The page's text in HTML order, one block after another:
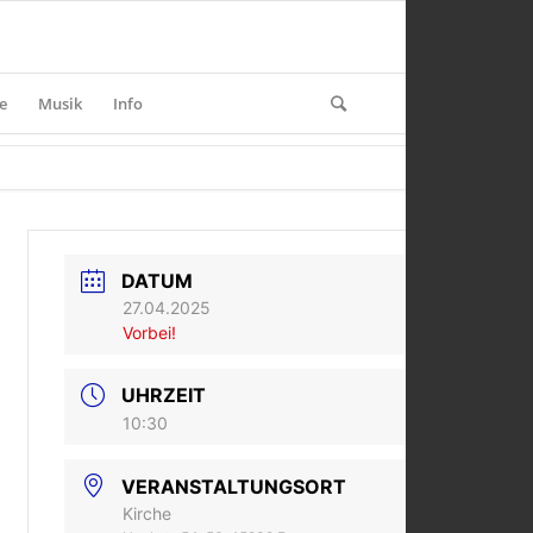
Musik Info
DATUM
27.04.2025
Vorbei!
UHRZEIT
10:30
VERANSTALTUNGSORT
Kirche